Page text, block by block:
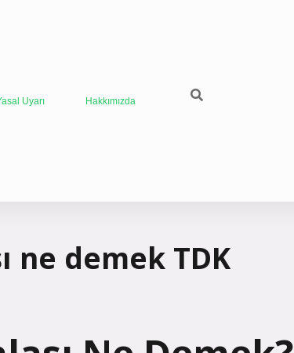
Uyarı Hakkımızda
ne demek TDK